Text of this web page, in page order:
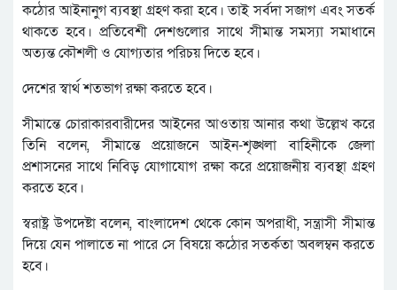
কঠোর আইনানুগ ব্যবস্থা গ্রহণ করা হবে। তাই সর্বদা সজাগ এবং সতর্ক
থাকতে হবে। প্রতিবেশী দেশগুলোর সাথে সীমান্ত সমস্যা সমাধানে
অত্যন্ত কৌশলী ও যোগ্যতার পরিচয় দিতে হবে।
দেশের স্বার্থ শতভাগ রক্ষা করতে হবে।
সীমান্তে চোরাকারবারীদের আইনের আওতায় আনার কথা উল্লেখ করে
তিনি বলেন, সীমান্তে প্রয়োজনে আইন-শৃঙ্খলা বাহিনীকে জেলা
প্রশাসনের সাথে নিবিড় যোগাযোগ রক্ষা করে প্রয়োজনীয় ব্যবস্থা গ্রহণ
করতে হবে।
স্বরাষ্ট্র উপদেষ্টা বলেন, বাংলাদেশ থেকে কোন অপরাধী, সন্ত্রাসী সীমান্ত
দিয়ে যেন পালাতে না পারে সে বিষয়ে কঠোর সতর্কতা অবলম্বন করতে
হবে।